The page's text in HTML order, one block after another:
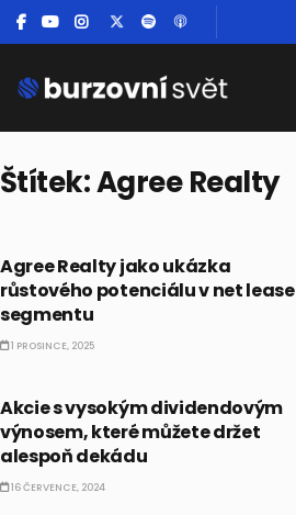
Štítek:Agree Realty
Agree Realty jako ukázka
růstového potenciálu v net lease
segmentu
1 PROSINCE, 2025
Akcie s vysokým dividendovým
výnosem, které můžete držet
alespoň dekádu
16 ČERVENCE, 2024